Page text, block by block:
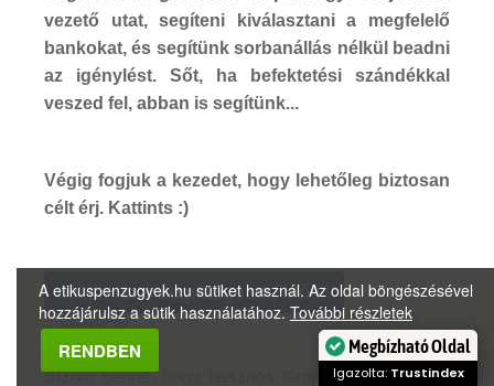
vezető utat, segíteni kiválasztani a megfelelő
bankokat, és segítünk sorbanállás nélkül beadni
az igénylést. Sőt, ha befektetési szándékkal
veszed fel, abban is segítünk...
Végig fogjuk a kezedet, hogy lehetőleg biztosan
célt érj. Kattints :)
Jól jönne a segítségetek, Móni!
Bízom benne, hogy hasznos támpontokat kaptál a
A etikuspenzugyek.hu sütiket használ. Az oldal böngészésével
hozzájárulsz a sütik használatához. További részletek
RENDBEN Megbízható Oldal
Igazolta: Trustindex